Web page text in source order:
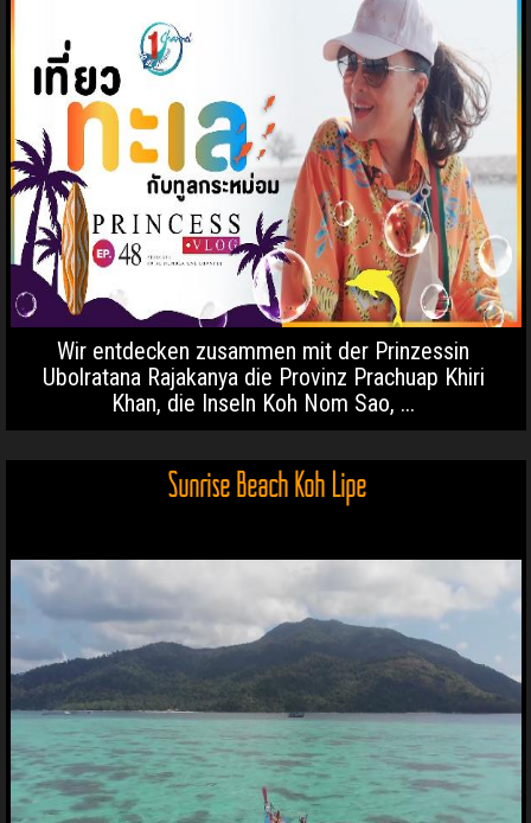
Wir entdecken zusammen mit der Prinzessin
Ubolratana Rajakanya die Provinz Prachuap Khiri
Khan, die Inseln Koh Nom Sao, ...
Sunrise Beach Koh Lipe